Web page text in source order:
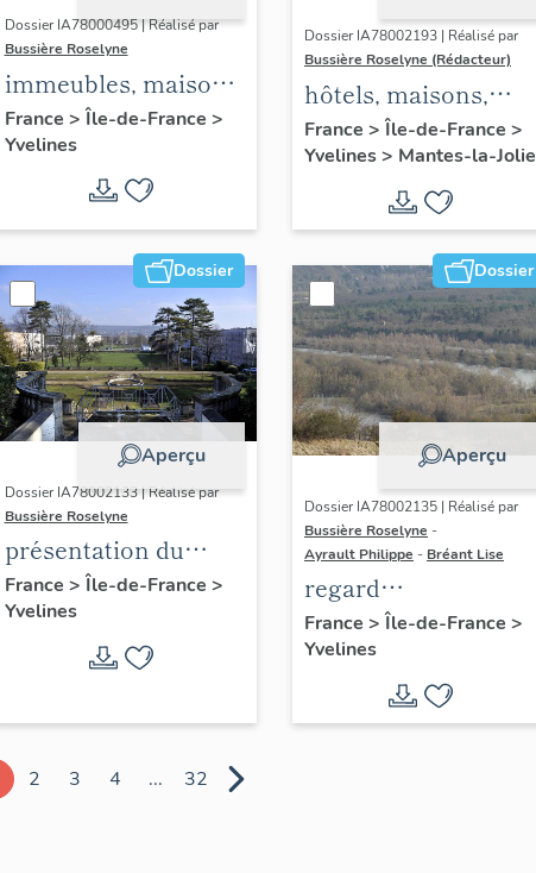
Dossier IA78000495 | Réalisé par
Bussière Roselyne
immeubles, maisons,
fermes
France > Île-de-France >
Yvelines
Dossier IA78002193 | Réalisé par
Bussière Roselyne (Rédacteur)
hôtels, maisons,
immeubles
France > Île-de-France >
Yvelines> Mantes-la-Jolie
Dossier
Aperçu
Dossier IA78002133 | Réalisé par
Bussière Roselyne
présentation du
diagnostic
patrimonial, urbain
et paysager de Seine-
France > Île-de-France >
Yvelines
Dossier
Aperçu
Dossier IA78002135 | Réalisé par
Bussière Roselyne -
Ayrault Philippe - Bréant Lise
regard
photographique sur
le territoire de Seine-
France > Île-de-France >
Yvelines
2 3 4 ... 32